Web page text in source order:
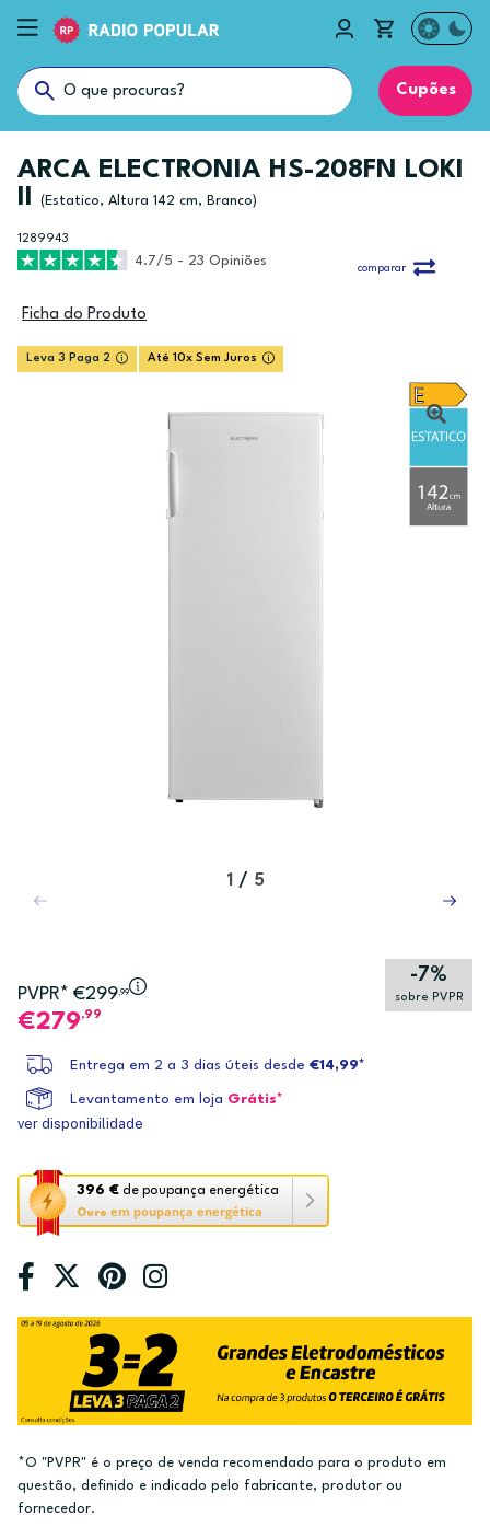
Cupões
ARCA ELECTRONIA HS-208FN LOKI
II
(Estatico, Altura 142 cm, Branco)
1289943
4.7/5 - 23 Opiniões
comparar
Ficha do Produto
Leva 3 Paga 2 Até 10x Sem Juros
1 / 5
PVPR* €299,99
-7%
sobre PVPR
279,99
Entrega em 2 a 3 dias úteis desde €14,99*
Levantamento em loja Grátis*
ver disponibilidade
396 € de poupança energética
Ouro em poupança energética
Esta
ação
abre
a
ferramenta
de
poupança
energética
Youreko.
*O "PVPR" é o preço de venda recomendado para o produto em
questão, definido e indicado pelo fabricante, produtor ou
fornecedor.